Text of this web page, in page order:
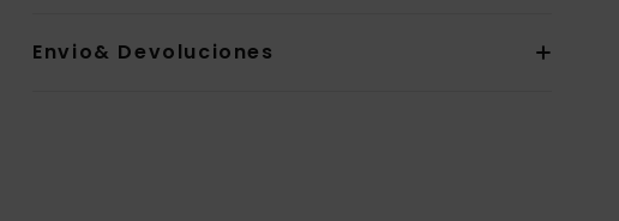
Envio& Devoluciones